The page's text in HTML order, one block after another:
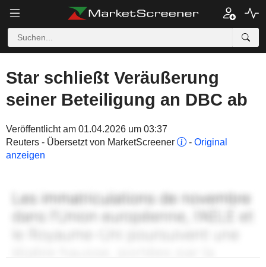
Star schließt Veräußerung
seiner Beteiligung an DBC ab
Veröffentlicht am 01.04.2026 um 03:37
Reuters - Übersetzt von MarketScreener
- Original
anzeigen